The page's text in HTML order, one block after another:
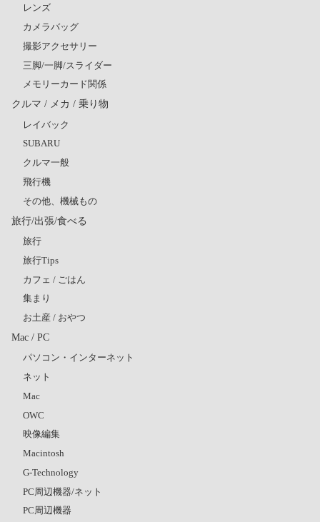
レンズ
カメラバッグ
撮影アクセサリー
三脚/一脚/スライダー
メモリーカード関係
クルマ / メカ / 乗り物
レイバック
SUBARU
クルマ一般
飛行機
その他、機械もの
旅行/出張/食べる
旅行
旅行Tips
カフェ / ごはん
集まり
お土産 / おやつ
Mac / PC
パソコン・インターネット
ネット
Mac
OWC
映像編集
Macintosh
G-Technology
PC周辺機器/ネット
PC周辺機器